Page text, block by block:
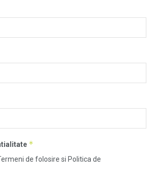
*
de folosire si Politica de